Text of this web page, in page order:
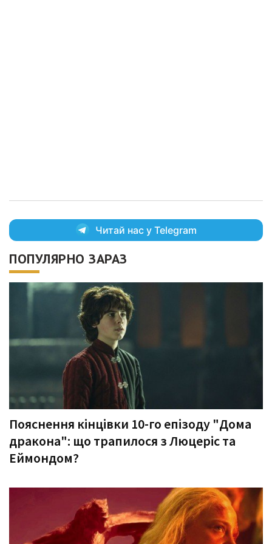
Читай нас у Telegram
ПОПУЛЯРНО ЗАРАЗ
Пояснення кінцівки 10-го епізоду "Дома
дракона": що трапилося з Люцеріс та
Еймондом?